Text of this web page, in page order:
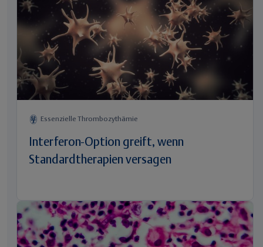
Essenzielle Thrombozythämie
Interferon-Option greift, wenn
Standardtherapien versagen